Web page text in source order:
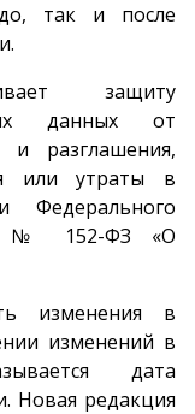
так и после
защиту
данных от
и разглашения,
или утраты в
Федерального
№ 152-ФЗ «О
изменения в
изменений в
дата
Новая редакция